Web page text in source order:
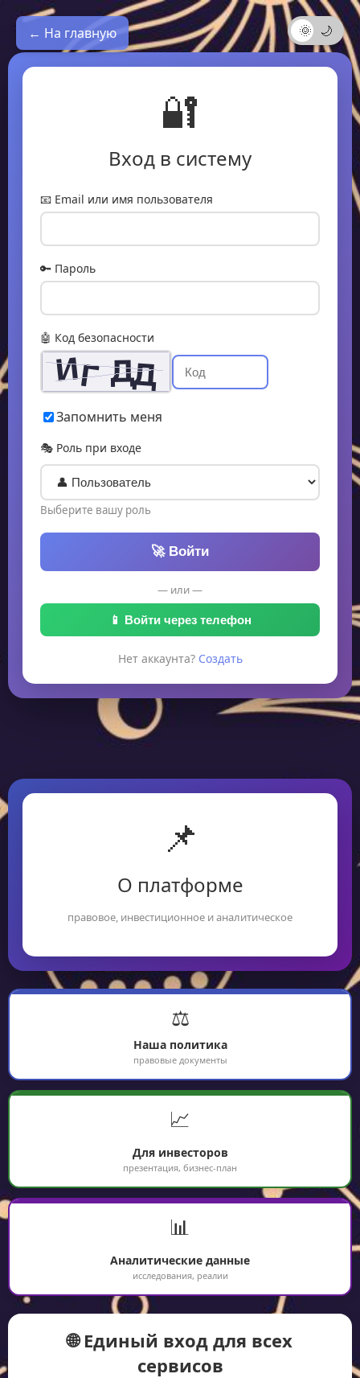
← На главную 🌞 🌙
🔐
Вход в систему
📧 Email или имя пользователя
🔑 Пароль
🤖 Код безопасности
Запомнить меня
🎭 Роль при входе
Выберите вашу роль
🚀 Войти
— или —
📱 Войти через телефон
Нет аккаунта? Создать
📌
О платформе
правовое, инвестиционное и аналитическое
⚖️
Наша политика
правовые документы
📈
Для инвесторов
презентация, бизнес-план
📊
Аналитические данные
исследования, реалии
🌐 Единый вход для всех
сервисов